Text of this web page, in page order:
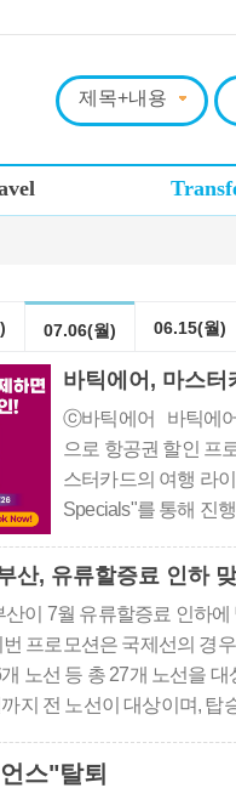
07.06(월) 06.15(월)
바틱에어, 마스
ⓒ바틱에어 바틱에어
으로 항공권 할인 프
스터카드의 여행 라
Specials"를 통해 진
고 마스터카드로 결
해당하는 ..
산, 유류할증료 인하
산이 7월 유류할증료 인하
프로모션은 국제선의 경
노선 등 총 27개 노선을
지 전 노선이 대상이며, 탑
만9900원, ▲동남아 14만
스"탈퇴